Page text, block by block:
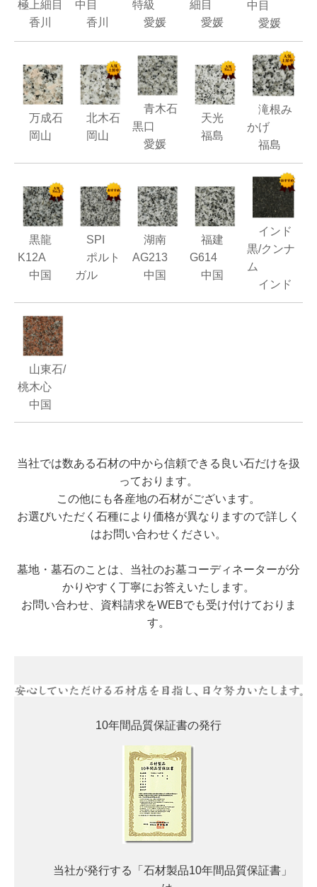
極上細目
香川
中目
香川
特級
愛媛
細目
愛媛
中目
愛媛
万成石
岡山
北木石
岡山
青木石
黒口
愛媛
天光
福島
滝根み
かげ
福島
黒龍
K12A
中国
SPI
ポルト
ガル
湖南
AG213
中国
福建
G614
中国
インド
黒/クンナ
ム
インド
山東石/
桃木心
中国
当社では数ある石材の中から信頼できる良い石だけを扱
っております。
この他にも各産地の石材がございます。
お選びいただく石種により価格が異なりますので詳しく
はお問い合わせください。
墓地・墓石のことは、当社のお墓コーディネーターが分
かりやすく丁寧にお答えいたします。
お問い合わせ、資料請求をWEBでも受け付けておりま
す。
10年間品質保証書の発行
当社が発行する「石材製品10年間品質保証書」